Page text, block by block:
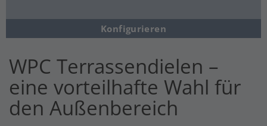
Konfigurieren
WPC Terrassendielen –
eine vorteilhafte Wahl für
den Außenbereich